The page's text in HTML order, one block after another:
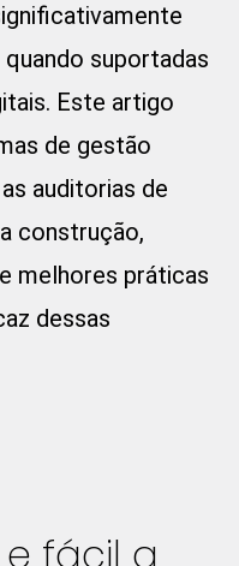
suportadas
Este artigo
de gestão
auditorias de
construção,
melhores práticas
dessas
fácil a